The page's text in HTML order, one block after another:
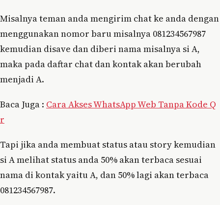
Misalnya teman anda mengirim chat ke anda dengan
menggunakan nomor baru misalnya 081234567987
kemudian disave dan diberi nama misalnya si A,
maka pada daftar chat dan kontak akan berubah
menjadi A.
Baca Juga : Cara Akses WhatsApp Web Tanpa Kode Q
r
Tapi jika anda membuat status atau story kemudian
si A melihat status anda 50% akan terbaca sesuai
nama di kontak yaitu A, dan 50% lagi akan terbaca
081234567987.